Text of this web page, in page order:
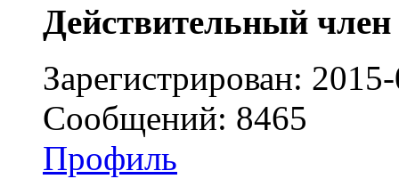
Действительный член
Зарегистрирован:
Сообщений: 8465
Профиль